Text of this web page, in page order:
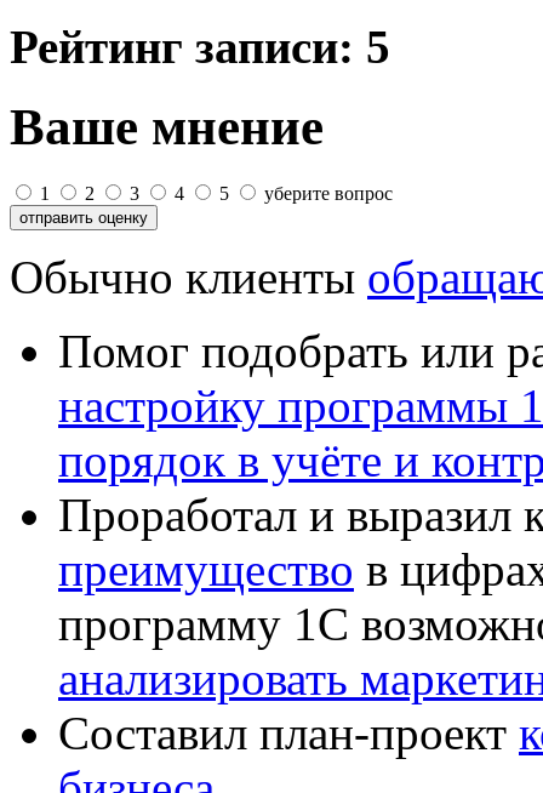
Рейтинг записи: 5
Ваше мнение
1 2 3 4 5 уберите вопрос
Обычно клиенты
Помог подобрать или
настройку программы
порядок в учёте и
Проработал и выразил
преимущество в
программу 1С
анализировать
Составил план-проект